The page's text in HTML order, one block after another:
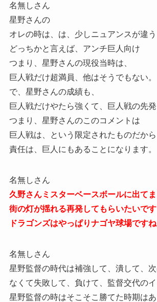
名無しさん
星野さんの
オレの時は、は、少しニュアンスが違う
どっちかと言えば、アンチ巨人向け
つまり、星野さんの現役当時は、
巨人戦だけ超満員、他はそうでもない。
で、星野さんの成績も、
巨人戦だけやたら強くて、巨人戦の先発
つまり、星野さんのこのコメントは
巨人戦は、という限定されたものだから
責任は、巨人にもあることになります。
名無しさん
久野さんミスターベースボールに出て
街の灯が揺れる再発してもらいたいです
ドラゴンズはやっぱりナゴヤ球場ですね
名無しさん
星野監督の時代は補強して、潰して、
なくて失敗して、負けて、監督交代のイ
星野監督の時はそこそこ勝てた時期は